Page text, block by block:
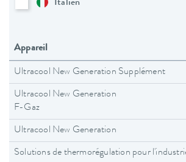
Italien
Appareil
Ultracool New Generation Supplément
Ultracool New Generation
F-Gaz
Ultracool New Generation
Solutions de thermorégulation pour